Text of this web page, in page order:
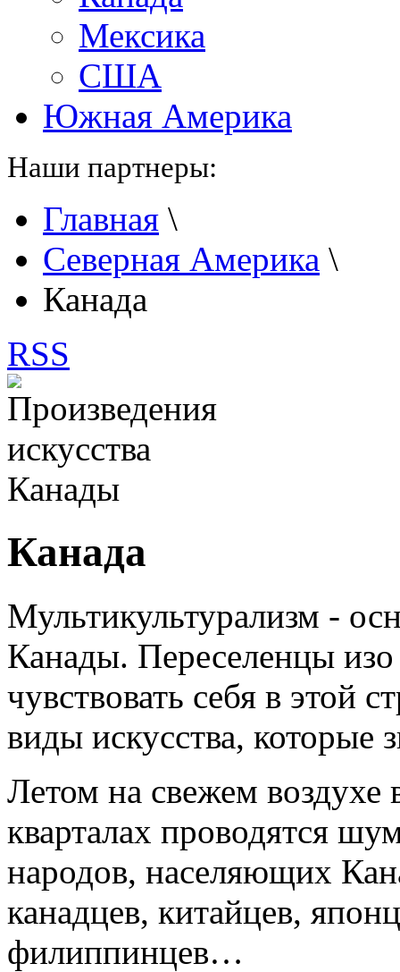
Мексика
США
Южная Америка
Наши партнеры:
Главная \
Северная Америка \
Канада
RSS
Канада
Мультикультурализм -
Канады. Переселенцы
чувствовать себя в этой
виды искусства, которые
Летом на свежем воздухе
кварталах проводятся
народов, населяющих
канадцев, китайцев,
филиппинцев…